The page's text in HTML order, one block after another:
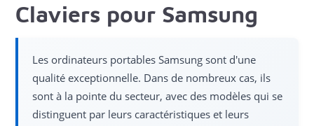
Claviers pour Samsung
Les ordinateurs portables Samsung sont d'une
qualité exceptionnelle. Dans de nombreux cas, ils
sont à la pointe du secteur, avec des modèles qui se
distinguent par leurs caractéristiques et leurs